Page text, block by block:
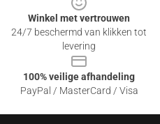
Winkel met vertrouwen
24/7 beschermd van klikken tot
levering
100% veilige afhandeling
PayPal / MasterCard / Visa